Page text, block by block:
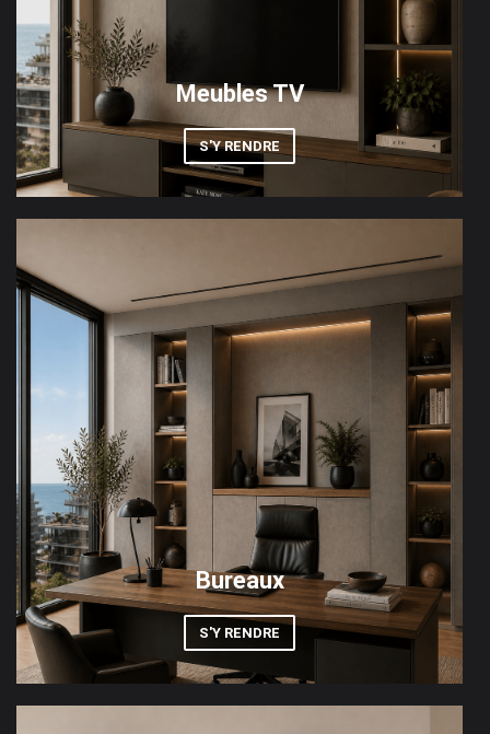
Meubles TV
S'Y RENDRE
Bureaux
S'Y RENDRE